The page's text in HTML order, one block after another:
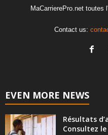
MaCarrierePro.net toutes
Contact us:
EVEN MORE NEWS
Résultats
Consultez